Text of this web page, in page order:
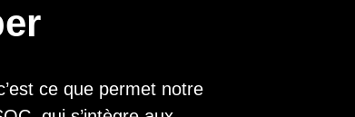
ce que permet notre